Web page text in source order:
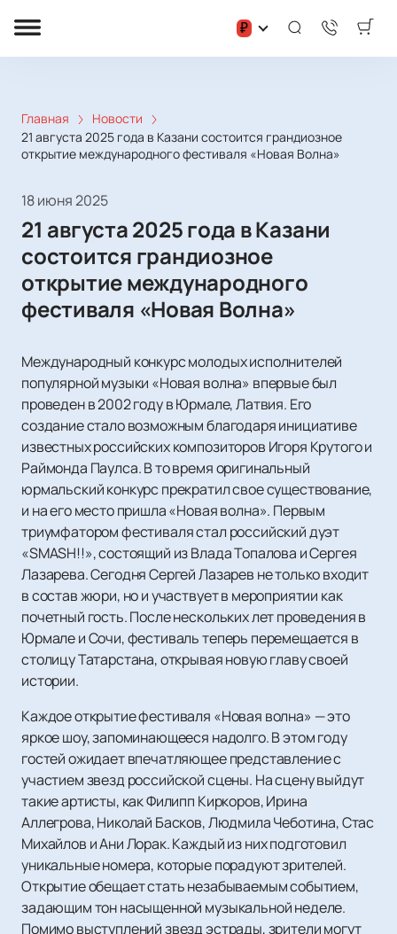
₽
Главная
Новости
21 августа 2025 года в Казани состоится грандиозное
открытие международного фестиваля «Новая Волна»
18 июня 2025
21 августа 2025 года в Казани
состоится грандиозное
открытие международного
фестиваля «Новая Волна»
Международный конкурс молодых исполнителей
популярной музыки «Новая волна» впервые был
проведен в 2002 году в Юрмале, Латвия. Его
создание стало возможным благодаря инициативе
известных российских композиторов Игоря Крутого и
Раймонда Паулса. В то время оригинальный
юрмальский конкурс прекратил свое существование,
и на его место пришла «Новая волна». Первым
триумфатором фестиваля стал российский дуэт
«SMASH!!», состоящий из Влада Топалова и Сергея
Лазарева. Сегодня Сергей Лазарев не только входит
в состав жюри, но и участвует в мероприятии как
почетный гость. После нескольких лет проведения в
Юрмале и Сочи, фестиваль теперь перемещается в
столицу Татарстана, открывая новую главу своей
истории.
Каждое открытие фестиваля «Новая волна» — это
яркое шоу, запоминающееся надолго. В этом году
гостей ожидает впечатляющее представление с
участием звезд российской сцены. На сцену выйдут
такие артисты, как Филипп Киркоров, Ирина
Аллегрова, Николай Басков, Людмила Чеботина, Стас
Михайлов и Ани Лорак. Каждый из них подготовил
уникальные номера, которые порадуют зрителей.
Открытие обещает стать незабываемым событием,
задающим тон насыщенной музыкальной неделе.
Помимо выступлений звезд эстрады, зрители могут